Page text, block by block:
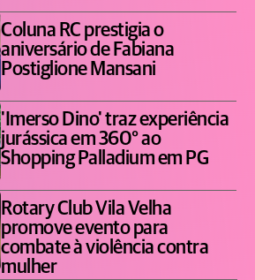
Coluna RC prestigia o
aniversário de Fabiana
Postiglione Mansani
'Imerso Dino' traz experiência
jurássica em 360° ao
Shopping Palladium em PG
Rotary Club Vila Velha
promove evento para
combate à violência contra
mulher